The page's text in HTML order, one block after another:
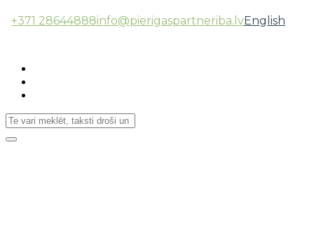
+371 28644888info@pierigaspartneriba.lvEnglish
Toggle